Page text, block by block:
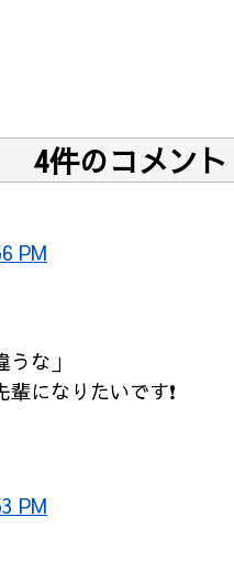
4件のコメント
PM
うな」
になりたいです❗
PM